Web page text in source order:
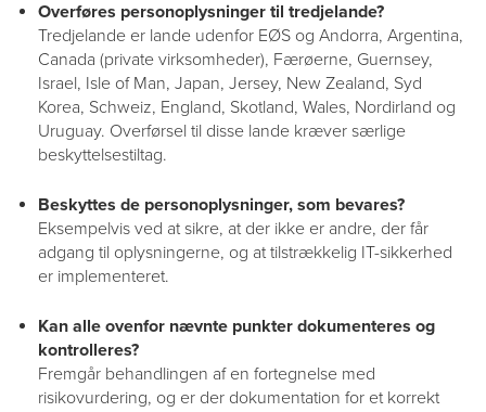
Overføres personoplysninger til tredjelande?
Tredjelande er lande udenfor EØS og Andorra, Argentina,
Canada (private virksomheder), Færøerne, Guernsey,
Israel, Isle of Man, Japan, Jersey, New Zealand, Syd
Korea, Schweiz, England, Skotland, Wales, Nordirland og
Uruguay. Overførsel til disse lande kræver særlige
beskyttelsestiltag.
Beskyttes de personoplysninger, som bevares?
Eksempelvis ved at sikre, at der ikke er andre, der får
adgang til oplysningerne, og at tilstrækkelig IT-sikkerhed
er implementeret.
Kan alle ovenfor nævnte punkter dokumenteres og
kontrolleres?
Fremgår behandlingen af en fortegnelse med
risikovurdering, og er der dokumentation for et korrekt